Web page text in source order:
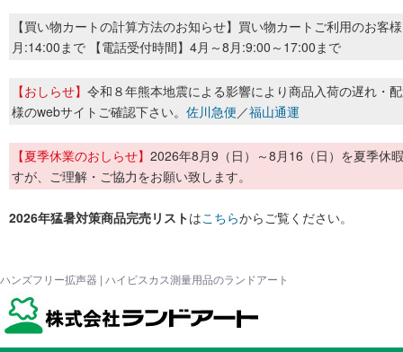
【買い物カートの計算方法のお知らせ】買い物カートご利用のお客
月:14:00まで 【電話受付時間】4月～8月:9:00～17:00まで
【おしらせ】 令和８年熊本地震による影響により商品入荷の遅れ・
様のwebサイトご確認下さい。 佐川急便／福山通運
【夏季休業のおしらせ】 2026年8月9（日）～8月16（日）を夏季休
すが、ご理解・ご協力をお願い致します。
2026年猛暑対策商品完売リストはこちらからご覧ください。
ハンズフリー拡声器 | ハイビスカス測量用品のランドアート